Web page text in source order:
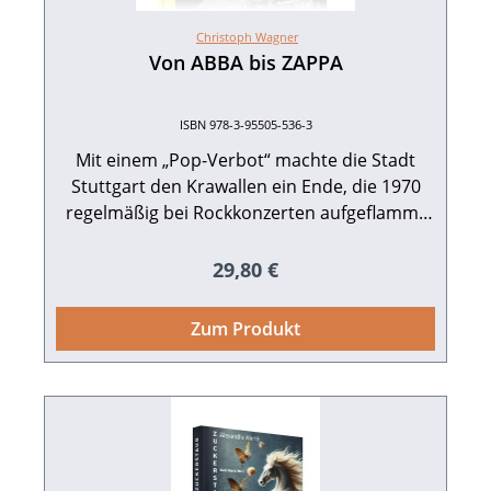
Christoph Wagner
Von ABBA bis ZAPPA
ISBN 978-3-95505-536-3
Mit einem „Pop-Verbot“ machte die Stadt
Stuttgart den Krawallen ein Ende, die 1970
regelmäßig bei Rockkonzerten aufgeflammt
geeignete Hallen gab, verlagerte sich die
Status Quo, Fleetwood Mac oder Deep
Santana – alle traten hier auf, auch Black
Sabbath, Phil Collins, The Police, Leonard
Cohen, Johnny Cash, Dire Straits, Nina Hagen,
Metallica, AC/DC, Iron Maiden und Queen.
„Sindelfingen und Böblingen waren für uns
Regulärer Preis:
29,80 €
Zum Produkt